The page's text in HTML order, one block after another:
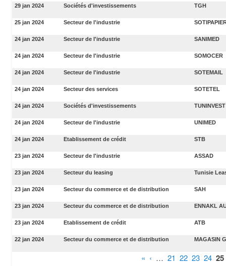
29 jan 2024 Sociétés d'investissements TGH
25 jan 2024 Secteur de l'industrie
24 jan 2024 Secteur de l'industrie SANIMED
24 jan 2024 Secteur de l'industrie SOMOCER
24 jan 2024 Secteur de l'industrie SOTEMAIL
24 jan 2024 Secteur des services SOTETEL
24 jan 2024 Sociétés d'investissements TUNINVEST
24 jan 2024 Secteur de l'industrie UNIMED
24 jan 2024 Etablissement de crédit STB
23 jan 2024 Secteur de l'industrie ASSAD
23 jan 2024 Secteur du leasing Tunisie
23 jan 2024 Secteur du commerce et de distribution SAH
23 jan 2024 Secteur du commerce et de distribution ENNAKL
23 jan 2024 Etablissement de crédit ATB
22 jan 2024 Secteur du commerce et de distribution MAGASIN
« ‹ … 21 22 23 24 25